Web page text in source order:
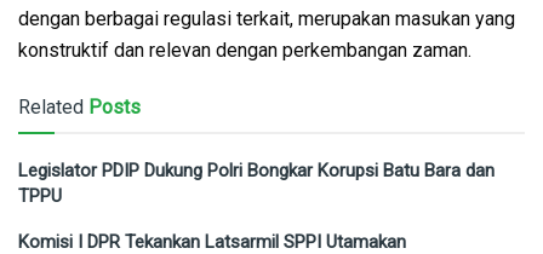
dengan berbagai regulasi terkait, merupakan masukan yang
konstruktif dan relevan dengan perkembangan zaman.
Related Posts
Legislator PDIP Dukung Polri Bongkar Korupsi Batu Bara dan
TPPU
Komisi I DPR Tekankan Latsarmil SPPI Utamakan